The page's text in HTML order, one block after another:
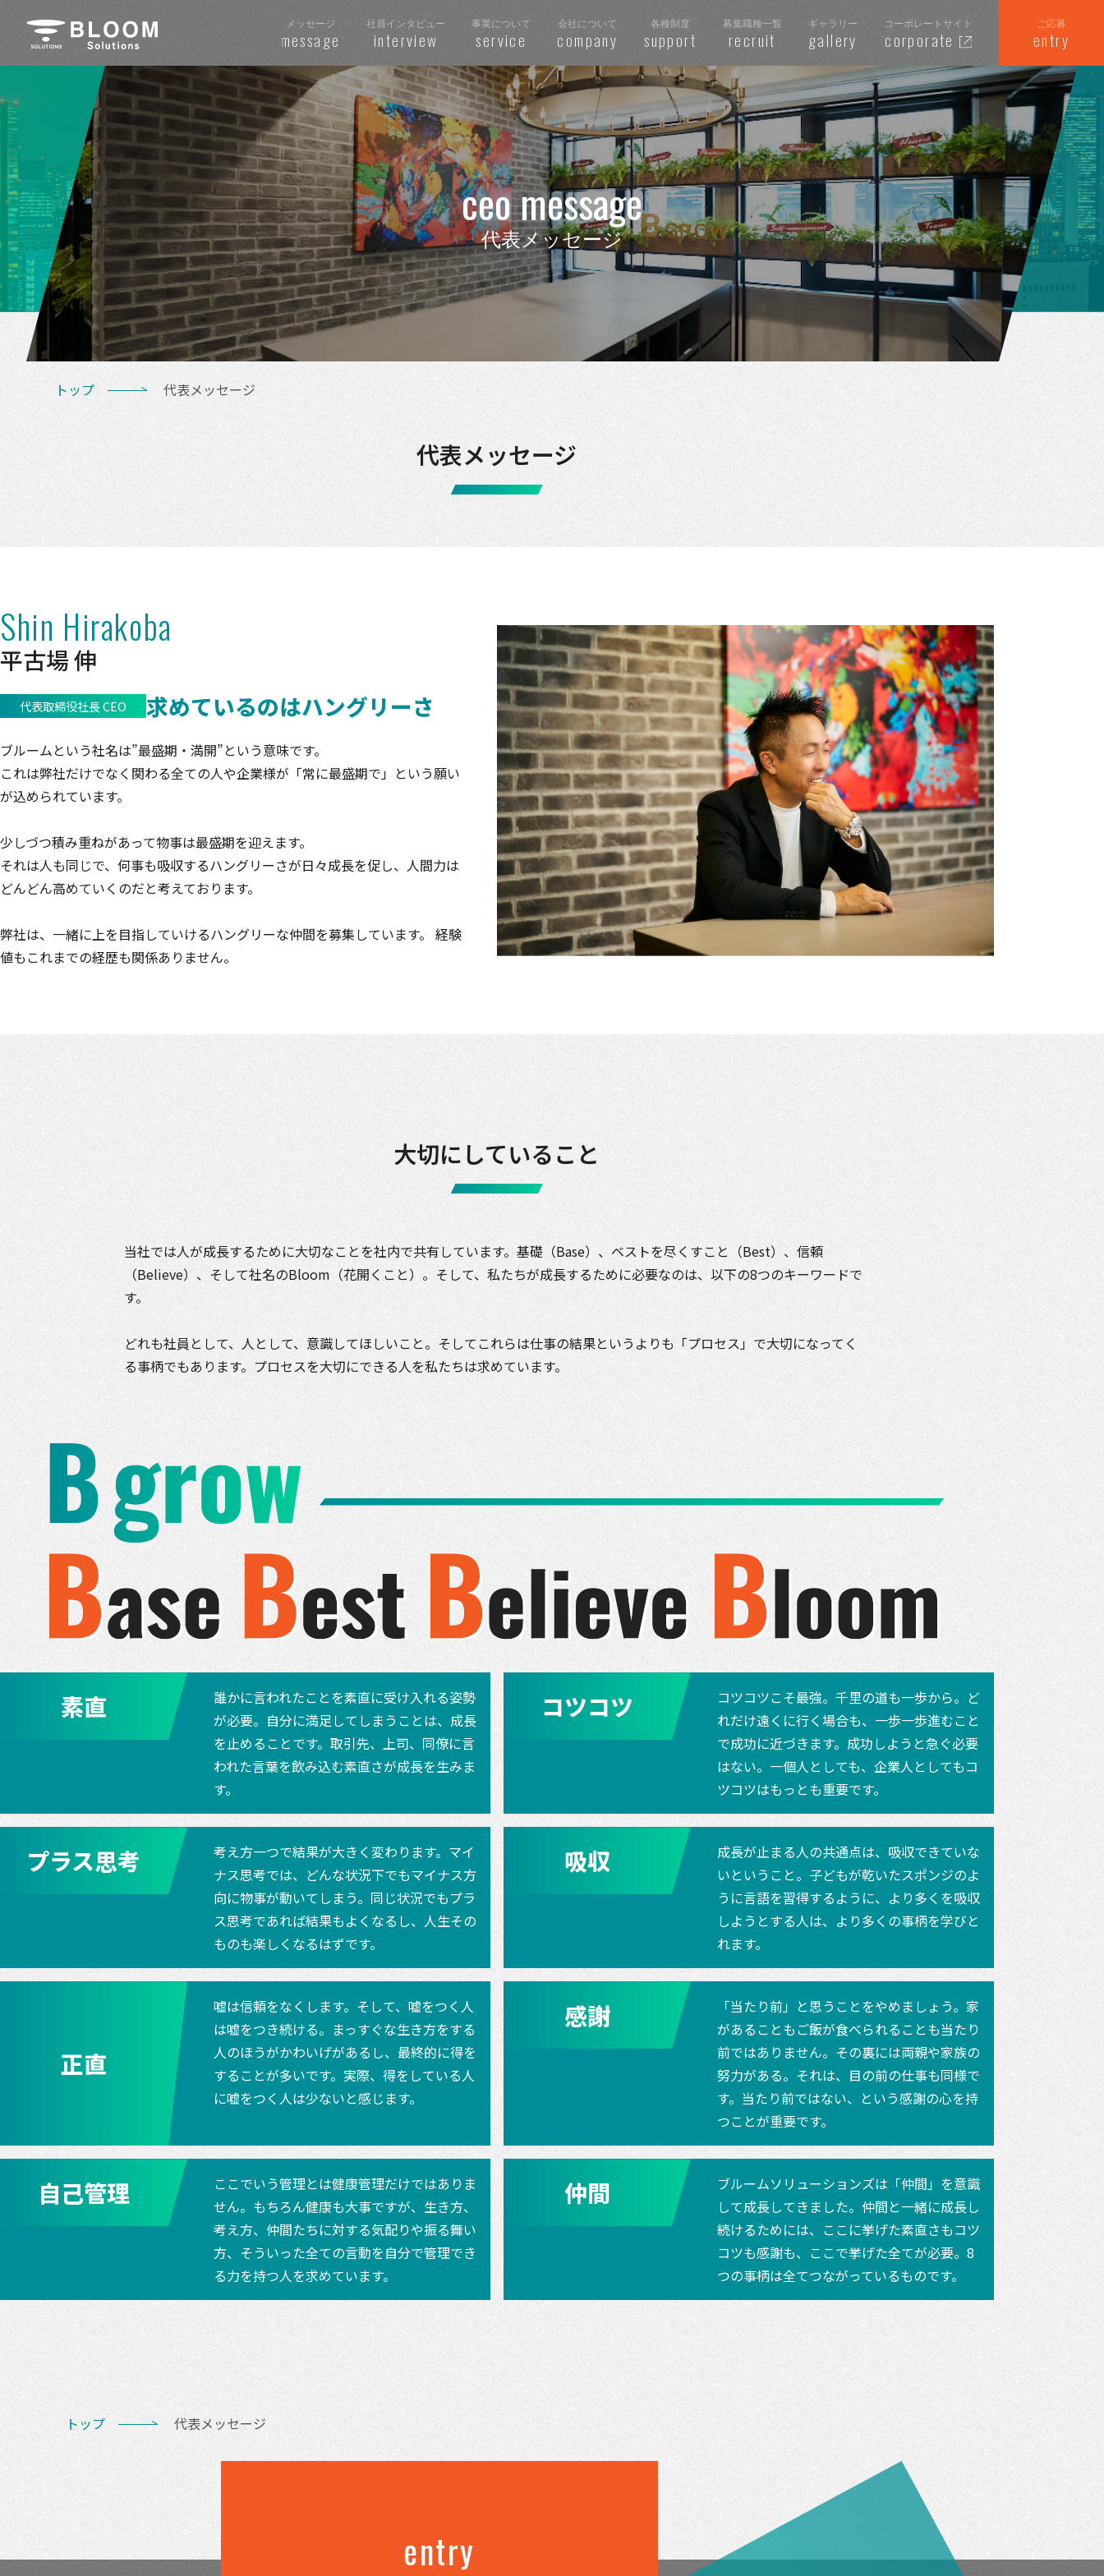
message
メッセージ
interview
社員インタビュー
service
事業について
company
会社について
support
各種制度
recruit
募集職種一覧
gallery
ギャラリー
corporate
コーポレートサイト
entry
ご応募
ceo message
代表メッセージ
トップ 代表メッセージ
代表メッセージ
Shin Hirakoba
平古場 伸
代表取締役社長 CEO 求めているのはハングリーさ
ブルームという社名は”最盛期・満開”という意味です。
これは弊社だけでなく関わる全ての人や企業様が「常に最盛期で」という願い
が込められています。
少しづつ積み重ねがあって物事は最盛期を迎えます。
それは人も同じで、何事も吸収するハングリーさが日々成長を促し、人間力は
どんどん高めていくのだと考えております。
弊社は、一緒に上を目指していけるハングリーな仲間を募集しています。 経験
値もこれまでの経歴も関係ありません。
大切にしていること
当社では人が成長するために大切なことを社内で共有しています。基礎（Base）、ベストを尽くすこと（Best）、信頼
（Believe）、そして社名のBloom（花開くこと）。そして、私たちが成長するために必要なのは、以下の8つのキーワードで
す。
どれも社員として、人として、意識してほしいこと。そしてこれらは仕事の結果というよりも「プロセス」で大切になってく
る事柄でもあります。プロセスを大切にできる人を私たちは求めています。
素直
誰かに言われたことを素直に受け入れる姿勢
が必要。自分に満足してしまうことは、成長
を止めることです。取引先、上司、同僚に言
われた言葉を飲み込む素直さが成長を生みま
す。
コツコツ
コツコツこそ最強。千里の道も一歩から。ど
れだけ遠くに行く場合も、一歩一歩進むこと
で成功に近づきます。成功しようと急ぐ必要
はない。一個人としても、企業人としてもコ
ツコツはもっとも重要です。
プラス思考
考え方一つで結果が大きく変わります。マイ
ナス思考では、どんな状況下でもマイナス方
向に物事が動いてしまう。同じ状況でもプラ
ス思考であれば結果もよくなるし、人生その
ものも楽しくなるはずです。
吸収
成長が止まる人の共通点は、吸収できていな
いということ。子どもが乾いたスポンジのよ
うに言語を習得するように、より多くを吸収
しようとする人は、より多くの事柄を学びと
れます。
正直
嘘は信頼をなくします。そして、嘘をつく人
は嘘をつき続ける。まっすぐな生き方をする
人のほうがかわいげがあるし、最終的に得を
することが多いです。実際、得をしている人
に嘘をつく人は少ないと感じます。
感謝
「当たり前」と思うことをやめましょう。家
があることもご飯が食べられることも当たり
前ではありません。その裏には両親や家族の
努力がある。それは、目の前の仕事も同様で
す。当たり前ではない、という感謝の心を持
つことが重要です。
自己管理
ここでいう管理とは健康管理だけではありま
せん。もちろん健康も大事ですが、生き方、
考え方、仲間たちに対する気配りや振る舞い
方、そういった全ての言動を自分で管理でき
る力を持つ人を求めています。
仲間
ブルームソリューションズは「仲間」を意識
して成長してきました。仲間と一緒に成長し
続けるためには、ここに挙げた素直さもコツ
コツも感謝も、ここで挙げた全てが必要。8
つの事柄は全てつながっているものです。
トップ 代表メッセージ
entry